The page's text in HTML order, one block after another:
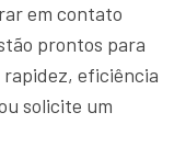
em contato
prontos para
rapidez, eficiência
solicite um